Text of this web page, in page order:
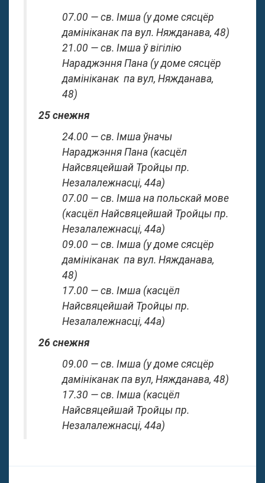
07.00 — св. Імша (у доме сясцёр
дамініканак па вул. Няжданава, 48)
21.00 — св. Імша ў вігілію
Нараджэння Пана (у доме сясцёр
дамініканак па вул, Няжданава,
48)
25 снежня
24.00 — св. Імша ўначы
Нараджэння Пана (касцёл
Найсвяцейшай Тройцы пр.
Незалалежнасці, 44а)
07.00 — св. Імша на польскай мове
(касцёл Найсвяцейшай Тройцы пр.
Незалалежнасці, 44а)
09.00 — св. Імша (у доме сясцёр
дамініканак па вул. Няжданава,
48)
17.00 — св. Імша (касцёл
Найсвяцейшай Тройцы пр.
Незалалежнасці, 44а)
26 снежня
09.00 — св. Імша (у доме сясцёр
дамініканак па вул, Няжданава, 48)
17.30 — св. Імша (касцёл
Найсвяцейшай Тройцы пр.
Незалалежнасці, 44а)